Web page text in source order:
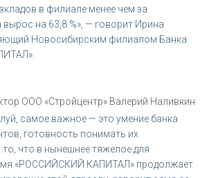
в филиале менее чем за
вырос на 63,8 %», — говорит Ирина
Новосибирским филиалом Банка
ООО «Стройцентр» Валерий Наливкин
самое важное — это умение банка
готовность понимать их
что в нынешнее тяжелое для
«РОССИЙСКИЙ КАПИТАЛ» продолжает